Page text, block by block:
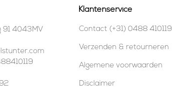
91 4043MV
Klantenservice
Contact (+31) 0488 410119
Verzenden & retourneren
Algemene voorwaarden
Disclaimer